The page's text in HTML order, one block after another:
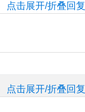
点击展开/折叠回复
点击展开/折叠回复